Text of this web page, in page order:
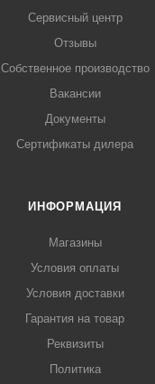
Сервисный центр
Отзывы
Собственное производство
Вакансии
Документы
Сертификаты дилера
ИНФОРМАЦИЯ
Магазины
Условия оплаты
Условия доставки
Гарантия на товар
Реквизиты
Политика